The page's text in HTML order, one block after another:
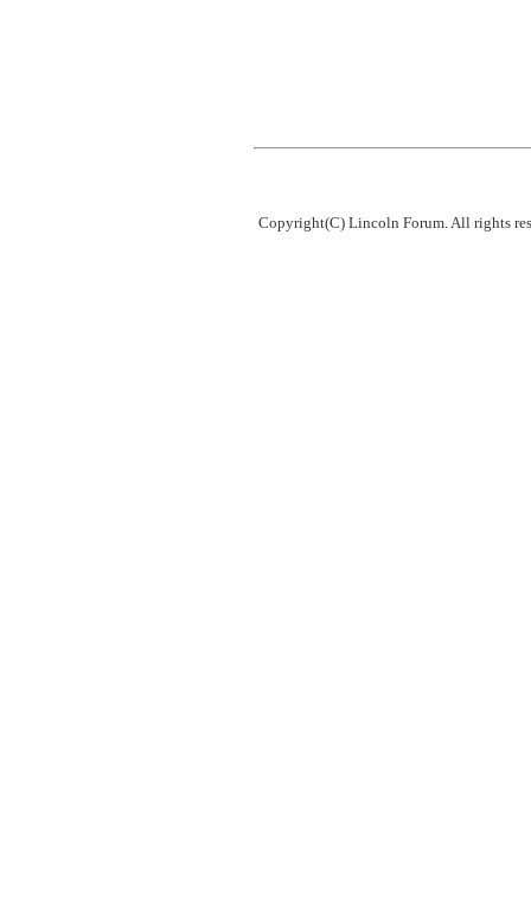
Copyright(C) Lincoln Forum. All rights